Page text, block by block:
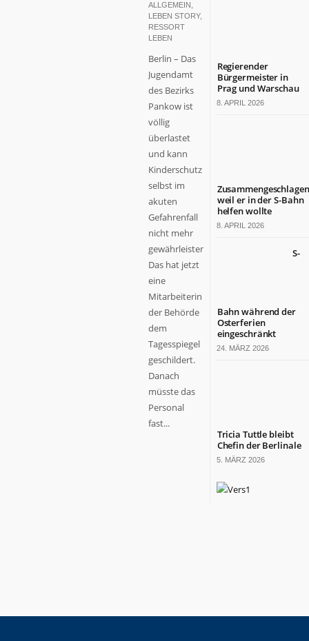
ALLGEMEIN
LEBEN STORY,
RESSORT
LEBEN
Berlin – Das
Jugendamt
des Bezirks
Pankow ist
völlig
überlastet
und kann
Kinderschutz
selbst im
akuten
Gefahrenfall
nicht mehr
gewährleisten.
Das hat jetzt
eine
Mitarbeiterin
der Behörde
dem
Tagesspiegel
geschildert.
Danach
müsste das
Personal
fast...
Regierender
Bürgermeister in
Prag und Warschau
8. APRIL 2026
weil er in der S-Bahn
helfen wollte
8. APRIL 2026
S-
Bahn während der
Osterferien
eingeschränkt
24. MÄRZ 2026
Tricia Tuttle bleibt
Chefin der Berlinale
5. MÄRZ 2026